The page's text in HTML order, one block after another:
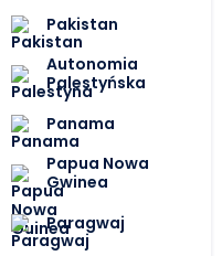
Pakistan
Autonomia
Palestyńska
Panama
Papua Nowa
Gwinea
Paragwaj